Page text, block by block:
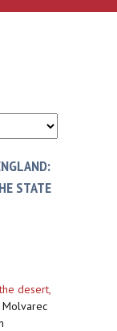
STATE
desert,
Molvarec